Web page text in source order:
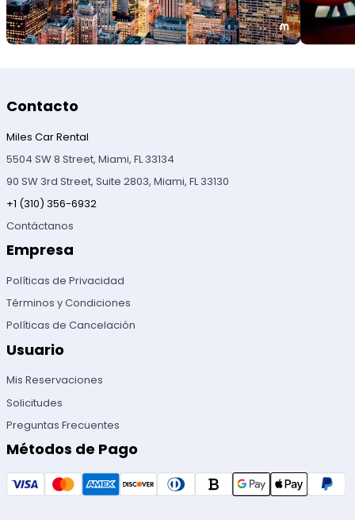
Contacto
Miles Car Rental
5504 SW 8 Street, Miami, FL 33134
90 SW 3rd Street, Suite 2803, Miami, FL 33130
+1 (310) 356-6932
Contáctanos
Empresa
Políticas de Privacidad
Términos y Condiciones
Políticas de Cancelación
Usuario
Mis Reservaciones
Solicitudes
Preguntas Frecuentes
Métodos de Pago